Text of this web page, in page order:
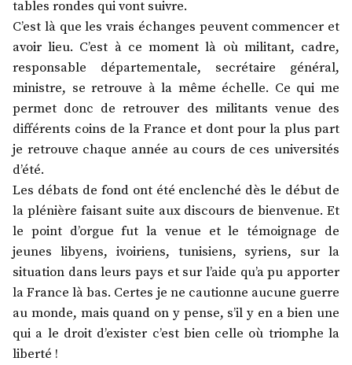
tables rondes qui vont suivre.
C’est là que les vrais échanges peuvent commencer et
avoir lieu. C’est à ce moment là où militant, cadre,
responsable départementale, secrétaire général,
ministre, se retrouve à la même échelle. Ce qui me
permet donc de retrouver des militants venue des
différents coins de la France et dont pour la plus part
je retrouve chaque année au cours de ces universités
d’été.
Les débats de fond ont été enclenché dès le début de
la plénière faisant suite aux discours de bienvenue. Et
le point d’orgue fut la venue et le témoignage de
jeunes libyens, ivoiriens, tunisiens, syriens, sur la
situation dans leurs pays et sur l’aide qu’a pu apporter
la France là bas. Certes je ne cautionne aucune guerre
au monde, mais quand on y pense, s’il y en a bien une
qui a le droit d’exister c’est bien celle où triomphe la
liberté !